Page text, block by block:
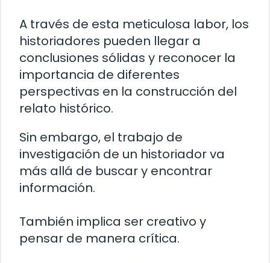
A través de esta meticulosa labor, los
historiadores pueden llegar a
conclusiones sólidas y reconocer la
importancia de diferentes
perspectivas en la construcción del
relato histórico.
Sin embargo, el trabajo de
investigación de un historiador va
más allá de buscar y encontrar
información.
También implica ser creativo y
pensar de manera crítica.